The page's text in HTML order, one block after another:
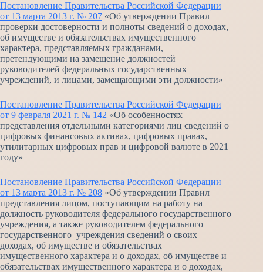
Постановление Правительства Российской Федерации
от 13 марта 2013 г. № 207 «Об утверждении Правил
проверки достоверности и полноты сведений о доходах,
об имуществе и обязательствах имущественного
характера, представляемых гражданами,
претендующими на замещение должностей
руководителей федеральных государственных
учреждений, и лицами, замещающими эти должности»
Постановление Правительства Российской Федерации
от 9 февраля 2021 г. № 142 «Об особенностях
представления отдельными категориями лиц сведений о
цифровых финансовых активах, цифровых правах,
утилитарных цифровых прав и цифровой валюте в 2021
году»
Постановление Правительства Российской Федерации
от 13 марта 2013 г. № 208 «Об утверждении Правил
представления лицом, поступающим на работу на
должность руководителя федерального государственного
учреждения, а также руководителем федерального
государственного учреждения сведений о своих
доходах, об имуществе и обязательствах
имущественного характера и о доходах, об имуществе и
обязательствах имущественного характера и о доходах,